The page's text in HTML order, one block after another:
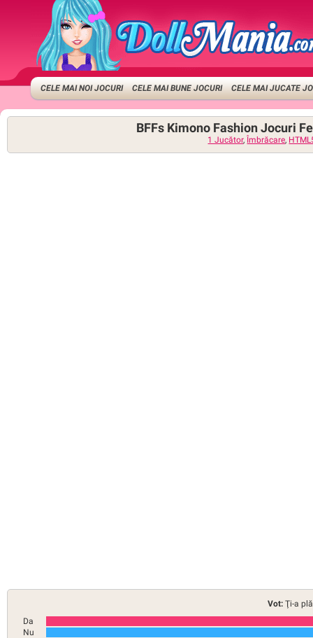
CELE MAI NOI JOCURI CELE MAI BUNE JOCURI CELE MAI JUCATE
BFFs Kimono Fashion Jocuri
1 Jucător, Îmbrăcare,
Vot: Ţi-a
Da
Nu